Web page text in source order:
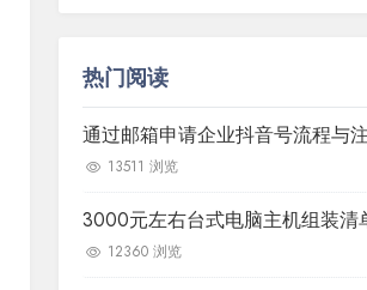
热门阅读
通过邮箱申请企业抖音号流程与
13511 浏览
3000元左右台式电脑主机组装清
12360 浏览